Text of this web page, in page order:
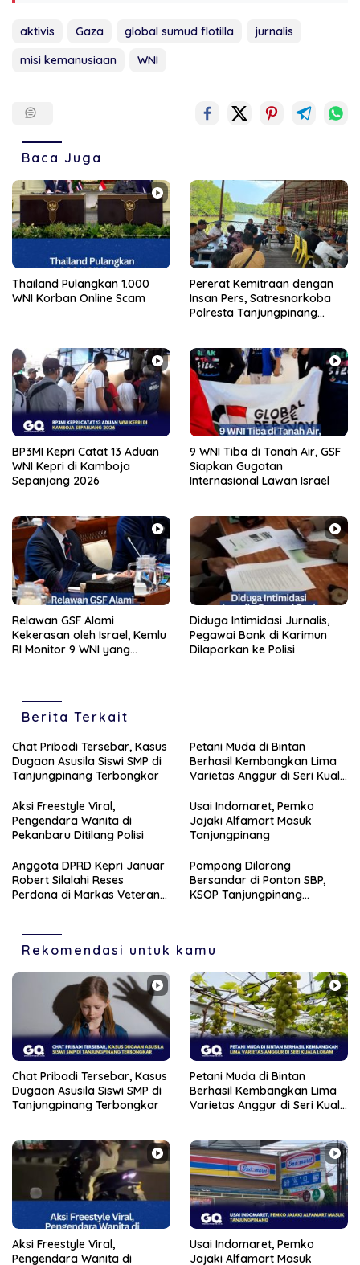
aktivis Gaza global sumud flotilla
jurnalis
misi kemanusiaan
WNI
Baca Juga
Thailand Pulangkan 1.000
WNI Korban Online Scam
Pererat Kemitraan dengan
Insan Pers, Satresnarkoba
Polresta Tanjungpinang
BP3MI Kepri Catat 13 Aduan
WNI Kepri di Kamboja
Sepanjang 2026
9 WNI Tiba di Tanah Air, GSF
Siapkan Gugatan
Internasional Lawan Israel
Relawan GSF Alami
Kekerasan oleh Israel, Kemlu
RI Monitor 9 WNI yang
Diduga Intimidasi Jurnalis,
Pegawai Bank di Karimun
Dilaporkan ke Polisi
Berita Terkait
Chat Pribadi Tersebar, Kasus
Dugaan Asusila Siswi SMP di
Tanjungpinang Terbongkar
Petani Muda di Bintan
Berhasil Kembangkan Lima
Varietas Anggur di Seri Kuala
Aksi Freestyle Viral,
Pengendara Wanita di
Pekanbaru Ditilang Polisi
Usai Indomaret, Pemko
Jajaki Alfamart Masuk
Tanjungpinang
Anggota DPRD Kepri Januar
Robert Silalahi Reses
Perdana di Markas Veteran
Pompong Dilarang
Bersandar di Ponton SBP,
KSOP Tanjungpinang
Rekomendasi untuk kamu
Chat Pribadi Tersebar, Kasus
Dugaan Asusila Siswi SMP di
Tanjungpinang Terbongkar
Petani Muda di Bintan
Berhasil Kembangkan Lima
Varietas Anggur di Seri Kuala
Aksi Freestyle Viral,
Pengendara Wanita di
Usai Indomaret, Pemko
Jajaki Alfamart Masuk